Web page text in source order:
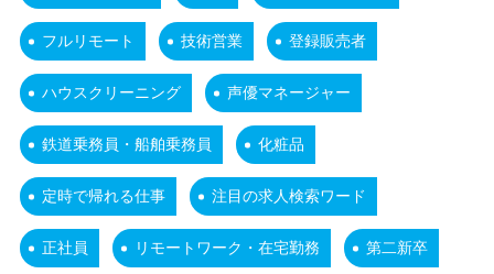
フルリモート 技術営業 登録販売者
ハウスクリーニング 声優マネージャー
鉄道乗務員・船舶乗務員 化粧品
定時で帰れる仕事 注目の求人検索ワード
正社員 リモートワーク・在宅勤務 第二新卒